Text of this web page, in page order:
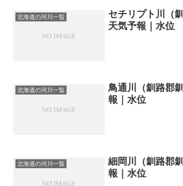
北海道の河川一覧
セチリプト川（
天気予報｜水位
北海道の河川一覧
鳥通川（釧路郡
報｜水位
北海道の河川一覧
細岡川（釧路郡
報｜水位